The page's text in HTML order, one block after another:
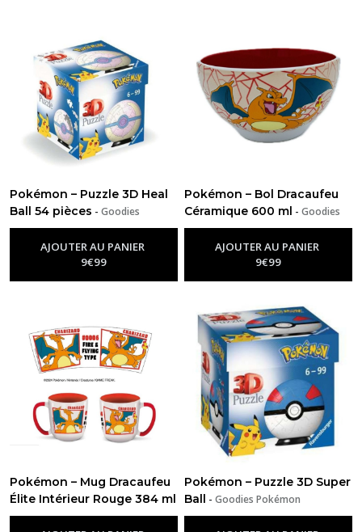
Pokémon – Puzzle 3D Heal
Ball 54 pièces - Goodies
Pokémon
AJOUTER AU PANIER
9€99
Pokémon – Bol Dracaufeu
Céramique 600 ml -Goodies
Pokémon
AJOUTER AU PANIER
9€99
Pokémon – Mug Dracaufeu
Élite Intérieur Rouge 384 ml
-Goodies Pokémon
Pokémon – Puzzle 3D Super
Ball -Goodies Pokémon